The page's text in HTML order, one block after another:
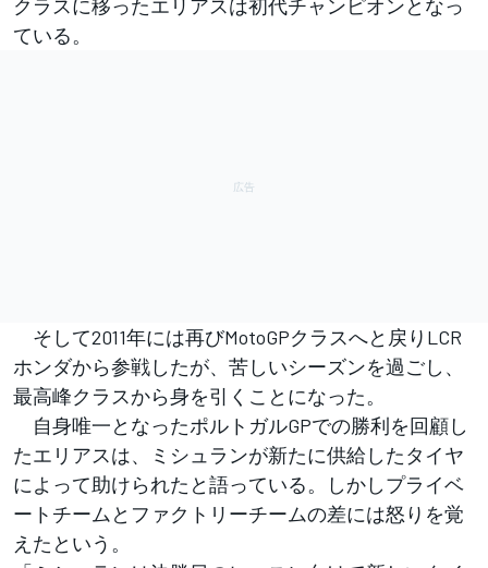
クラスに移ったエリアスは初代チャンピオンとなっ
ている。
そして2011年には再びMotoGPクラスへと戻りLCR
ホンダから参戦したが、苦しいシーズンを過ごし、
最高峰クラスから身を引くことになった。
自身唯一となったポルトガルGPでの勝利を回顧し
たエリアスは、ミシュランが新たに供給したタイヤ
によって助けられたと語っている。しかしプライベ
ートチームとファクトリーチームの差には怒りを覚
えたという。